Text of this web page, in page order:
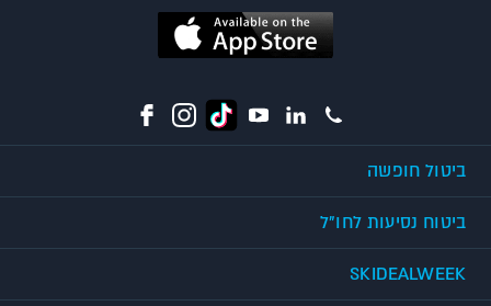
ביטול חופשה
ביטוח נסיעות לחו"ל
SKIDEALWEEK